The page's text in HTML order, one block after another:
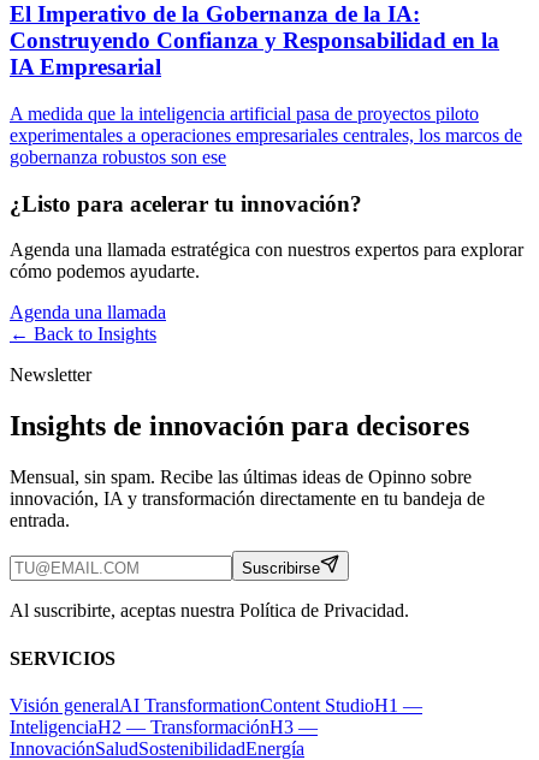
El Imperativo de la Gobernanza de la IA:
Construyendo Confianza y Responsabilidad en la
IA Empresarial
A medida que la inteligencia artificial pasa de proyectos piloto
experimentales a operaciones empresariales centrales, los marcos de
gobernanza robustos son ese
¿Listo para acelerar tu innovación?
Agenda una llamada estratégica con nuestros expertos para explorar
cómo podemos ayudarte.
Agenda una llamada
← Back to Insights
Newsletter
Insights de innovación para decisores
Mensual, sin spam. Recibe las últimas ideas de Opinno sobre
innovación, IA y transformación directamente en tu bandeja de
entrada.
Suscribirse
Al suscribirte, aceptas nuestra Política de Privacidad.
SERVICIOS
Visión generalAI TransformationContent StudioH1 —
InteligenciaH2 — TransformaciónH3 —
InnovaciónSaludSostenibilidadEnergía